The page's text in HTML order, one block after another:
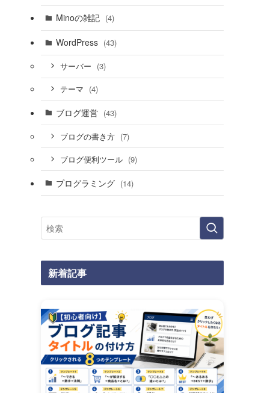
Minoの雑記 (4)
WordPress (43)
サーバー (3)
テーマ (4)
ブログ運営 (43)
ブログの書き方 (7)
ブログ便利ツール (9)
プログラミング (14)
新着記事